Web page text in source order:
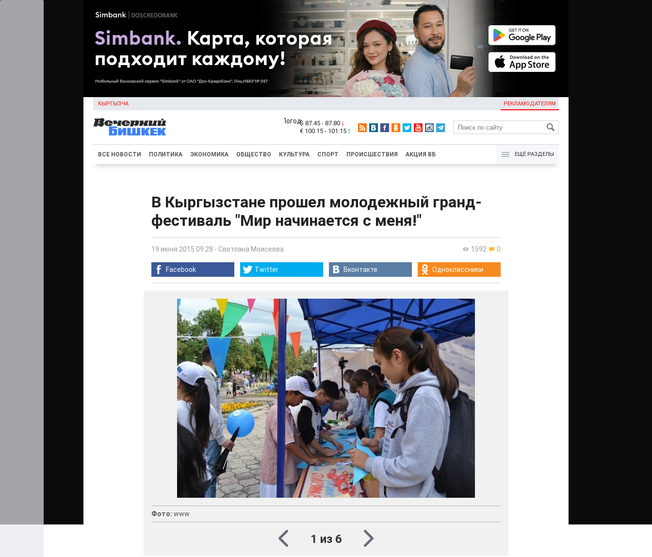
КЫРГЫЗЧА РЕКЛАМОДАТЕЛЯМ
KG
$ 87.45 - 87.80
€ 100.15 - 101.15
ВСЕ НОВОСТИ ПОЛИТИКА ЭКОНОМИКА ОБЩЕСТВО КУЛЬТУРА СПОРТ ПРОИСШЕСТВИЯ АКЦИЯ ВБ ЕЩЁ РАЗДЕЛЫ
В Кыргызстане прошел молодежный гранд-
фестиваль "Мир начинается с меня!"
1592 0
19 июня 2015 09:28 - Светлана Моисеева
Facebook Twitter Вконтакте Одноклассники
Фото: www
1 из 6